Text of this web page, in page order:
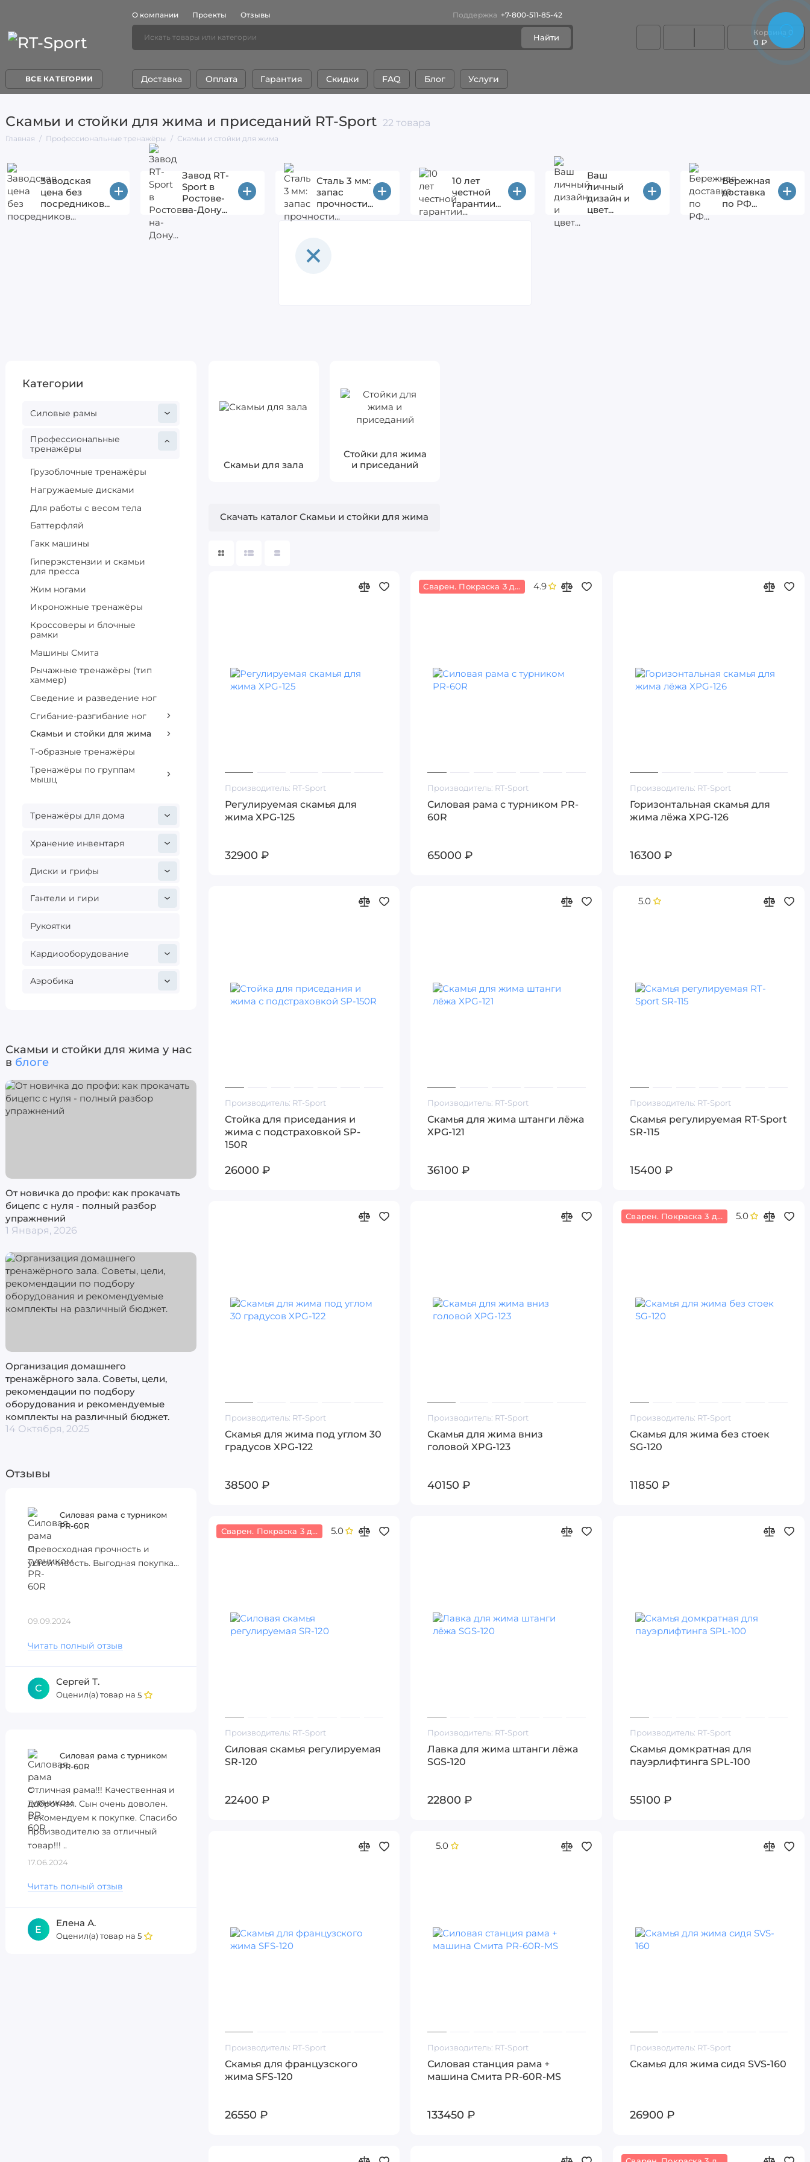
О компании Проекты Отзывы Поддержка +7-800-511-85-42
Найти
Корзина 0
0 ₽
ВСЕ КАТЕГОРИИ Доставка Оплата Гарантия Скидки FAQ Блог Услуги
Скамьи и стойки для жима и приседаний RT-Sport 22 товара
Главная Профессиональные тренажёры Скамьи и стойки для жима
Заводская
цена без
посредников...
Завод RT-
Sport в
Ростове-
на-Дону...
Сталь 3 мм:
запас
прочности...
10 лет
честной
гарантии...
Ваш
личный
дизайн и
цвет...
Бережная
доставка
по РФ...
Категории
Силовые рамы
Профессиональные
тренажёры
Грузоблочные тренажёры
Нагружаемые дисками
Для работы с весом тела
Баттерфляй
Гакк машины
Гиперэкстензии и скамьи
для пресса
Жим ногами
Икроножные тренажёры
Кроссоверы и блочные
рамки
Машины Смита
Рычажные тренажёры (тип
хаммер)
Сведение и разведение ног
Сгибание-разгибание ног
Скамьи и стойки для жима
Т-образные тренажёры
Тренажёры по группам
мышц
Тренажёры для дома
Хранение инвентаря
Диски и грифы
Гантели и гири
Рукоятки
Кардиооборудование
Аэробика
Скамьи и стойки для жима у нас
в блоге
От новичка до профи: как прокачать
бицепс с нуля - полный разбор
упражнений
1 Января, 2026
Организация домашнего
тренажёрного зала. Советы, цели,
рекомендации по подбору
оборудования и рекомендуемые
комплекты на различный бюджет.
14 Октября, 2025
Отзывы
Силовая рама с турником
PR-60R
Превосходная прочность и
устойчивость. Выгодная покупка...
09.09.2024
Читать полный отзыв
С
Сергей Т.
Оценил(а) товар на5
Силовая рама с турником
PR-60R
Отличная рама!!! Качественная и
добротная. Сын очень доволен.
Рекомендуем к покупке. Спасибо
производителю за отличный
товар!!! ..
17.06.2024
Читать полный отзыв
Е
Елена А.
Оценил(а) товар на5
Скамьи для зала
Стойки для жима
и приседаний
Скачать каталог Скамьи и стойки для жима
Производитель: RT-Sport
Регулируемая скамья для
жима XPG-125
32900 ₽
Сварен. Покраска 3 дня 4.9
Производитель: RT-Sport
Силовая рама с турником PR-
60R
65000 ₽
Производитель: RT-Sport
Горизонтальная скамья для
жима лёжа XPG-126
16300 ₽
Производитель: RT-Sport
Стойка для приседания и
жима с подстраховкой SP-
150R
26000 ₽
Производитель: RT-Sport
Скамья для жима штанги лёжа
XPG-121
36100 ₽
5.0
Производитель: RT-Sport
Скамья регулируемая RT-Sport
SR-115
15400 ₽
Производитель: RT-Sport
Скамья для жима под углом 30
градусов XPG-122
38500 ₽
Производитель: RT-Sport
Скамья для жима вниз
головой XPG-123
40150 ₽
Сварен. Покраска 3 дня 5.0
Производитель: RT-Sport
Скамья для жима без стоек
SG-120
11850 ₽
Сварен. Покраска 3 дня 5.0
Производитель: RT-Sport
Силовая скамья регулируемая
SR-120
22400 ₽
Производитель: RT-Sport
Лавка для жима штанги лёжа
SGS-120
22800 ₽
Производитель: RT-Sport
Скамья домкратная для
пауэрлифтинга SPL-100
55100 ₽
Производитель: RT-Sport
Скамья для французского
жима SFS-120
26550 ₽
5.0
Производитель: RT-Sport
Силовая станция рама +
машина Смита PR-60R-MS
133450 ₽
Производитель: RT-Sport
Скамья для жима сидя SVS-160
26900 ₽